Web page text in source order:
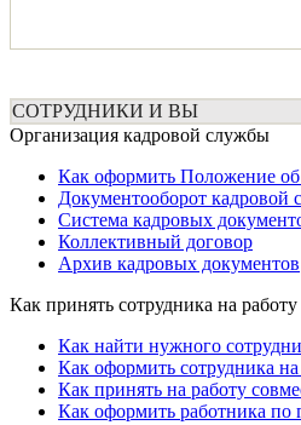
СОТРУДНИКИ И ВЫ
Организация кадровой службы
Как оформить Положение об
Документооборот кадровой
Система кадровых
Коллективный договор
Архив кадровых документов
Как принять сотрудника на работу
Как найти нужного
Как оформить сотрудника на
Как принять на работу
Как оформить работника по